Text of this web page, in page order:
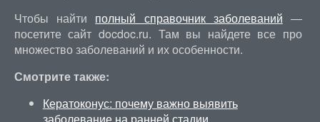
Чтобы найти полный справочник заболеваний —
посетите сайт docdoc.ru. Там вы найдете все про
множество заболеваний и их особенности.
Смотрите также:
Кератоконус: почему важно выявить